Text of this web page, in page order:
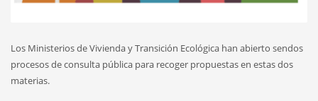
Los Ministerios de Vivienda y Transición Ecológica han abierto sendos
procesos de consulta pública para recoger propuestas en estas dos
materias.